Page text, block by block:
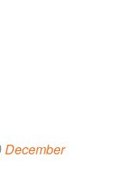
December